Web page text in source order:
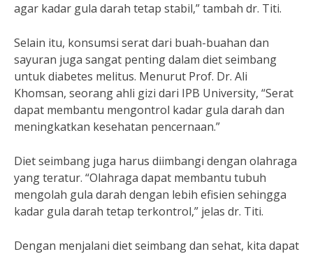
agar kadar gula darah tetap stabil,” tambah dr. Titi.
Selain itu, konsumsi serat dari buah-buahan dan
sayuran juga sangat penting dalam diet seimbang
untuk diabetes melitus. Menurut Prof. Dr. Ali
Khomsan, seorang ahli gizi dari IPB University, “Serat
dapat membantu mengontrol kadar gula darah dan
meningkatkan kesehatan pencernaan.”
Diet seimbang juga harus diimbangi dengan olahraga
yang teratur. “Olahraga dapat membantu tubuh
mengolah gula darah dengan lebih efisien sehingga
kadar gula darah tetap terkontrol,” jelas dr. Titi.
Dengan menjalani diet seimbang dan sehat, kita dapat